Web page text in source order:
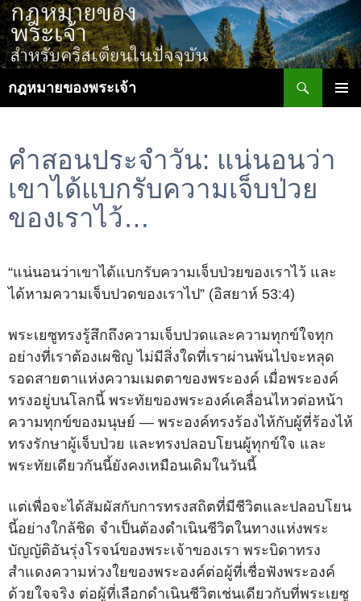
ข้าม
ไป
ยัง
กฎหมายของพระเจ้า
คำสอนประจำวัน: แน่นอนว่า
เขาได้แบกรับความเจ็บป่วย
ของเราไว้…
“แน่นอนว่าเขาได้แบกรับความเจ็บป่วยของเราไว้ และ
ได้หามความเจ็บปวดของเราไป” (อิสยาห์ 53:4)
พระเยซูทรงรู้สึกถึงความเจ็บปวดและความทุกข์ใจทุก
อย่างที่เราต้องเผชิญ ไม่มีสิ่งใดที่เราผ่านพ้นไปจะหลุด
รอดสายตาแห่งความเมตตาของพระองค์ เมื่อพระองค์
ทรงอยู่บนโลกนี้ พระทัยของพระองค์เคลื่อนไหวต่อหน้า
ความทุกข์ของมนุษย์ — พระองค์ทรงร้องไห้กับผู้ที่ร้องไห้
ทรงรักษาผู้เจ็บป่วย และทรงปลอบโยนผู้ทุกข์ใจ และ
พระทัยเดียวกันนี้ยังคงเหมือนเดิมในวันนี้
แต่เพื่อจะได้สัมผัสกับการทรงสถิตที่มีชีวิตและปลอบโยน
นี้อย่างใกล้ชิด จำเป็นต้องดำเนินชีวิตในทางแห่งพระ
บัญญัติอันรุ่งโรจน์ของพระเจ้าของเรา พระบิดาทรง
สำแดงความห่วงใยของพระองค์ต่อผู้ที่เชื่อฟังพระองค์
ด้วยใจจริง ต่อผู้ที่เลือกดำเนินชีวิตเช่นเดียวกับที่พระเยซู